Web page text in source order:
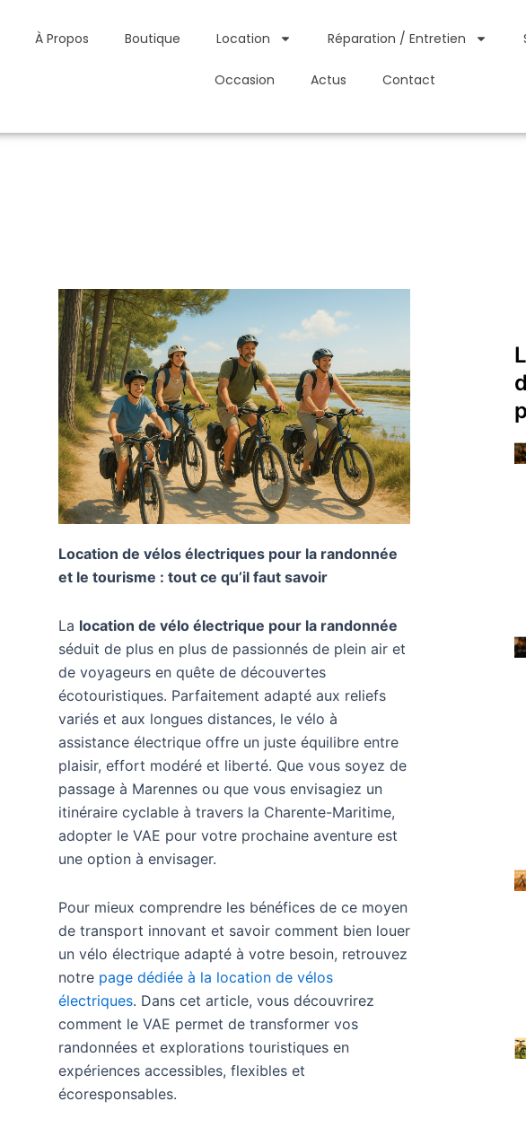
À Propos Boutique Location Réparation / Entretien
Occasion Actus Contact
Location de vélos électriques pour la randonnée
et le tourisme : tout ce qu’il faut savoir
La location de vélo électrique pour la randonnée
séduit de plus en plus de passionnés de plein air et
de voyageurs en quête de découvertes
écotouristiques. Parfaitement adapté aux reliefs
variés et aux longues distances, le vélo à
assistance électrique offre un juste équilibre entre
plaisir, effort modéré et liberté. Que vous soyez de
passage à Marennes ou que vous envisagiez un
itinéraire cyclable à travers la Charente-Maritime,
adopter le VAE pour votre prochaine aventure est
une option à envisager.
Pour mieux comprendre les bénéfices de ce moyen
de transport innovant et savoir comment bien louer
un vélo électrique adapté à votre besoin, retrouvez
notre page dédiée à la location de vélos
électriques. Dans cet article, vous découvrirez
comment le VAE permet de transformer vos
randonnées et explorations touristiques en
expériences accessibles, flexibles et
écoresponsables.